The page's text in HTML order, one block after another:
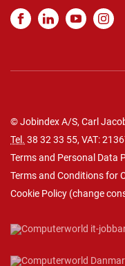
© Jobindex A/S, Carl
Tel. 38 32 33 55, VAT:
Terms and Personal Data
Terms and Conditions for
Cookie Policy (change